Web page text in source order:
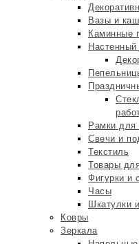
Вазы и
Каминные
Настенный
Рамки для
Свечи и
Текстиль
Товары
Фигурки и
Часы
Шкатулки
Ковры
Зеркала